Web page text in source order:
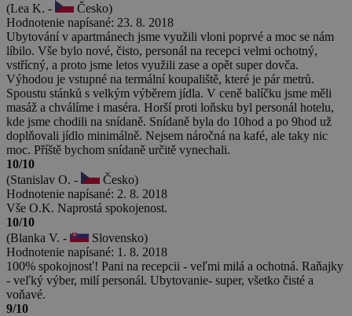
(Lea K. -
Česko)
Hodnotenie napísané: 23. 8. 2018
Ubytování v apartmánech jsme využili vloni poprvé a moc se nám
líbilo. Vše bylo nové, čisto, personál na recepci velmi ochotný,
vstřícný, a proto jsme letos využili zase a opět super dovča.
Výhodou je vstupné na termální koupaliště, které je pár metrů.
Spoustu stánků s velkým výběrem jídla. V ceně balíčku jsme měli
masáž a chválíme i maséra. Horší proti loňsku byl personál hotelu,
kde jsme chodili na snídaně. Snídaně byla do 10hod a po 9hod už
doplňovali jídlo minimálně. Nejsem náročná na kafé, ale taky nic
moc. Příště bychom snídaně určitě vynechali.
10/10
(Stanislav O. -
Česko)
Hodnotenie napísané: 2. 8. 2018
Vše O.K. Naprostá spokojenost.
10/10
(Blanka V. -
Slovensko)
Hodnotenie napísané: 1. 8. 2018
100% spokojnosť! Pani na recepcii - veľmi milá a ochotná. Raňajky
- veľký výber, milí personál. Ubytovanie- super, všetko čisté a
voňavé.
9/10